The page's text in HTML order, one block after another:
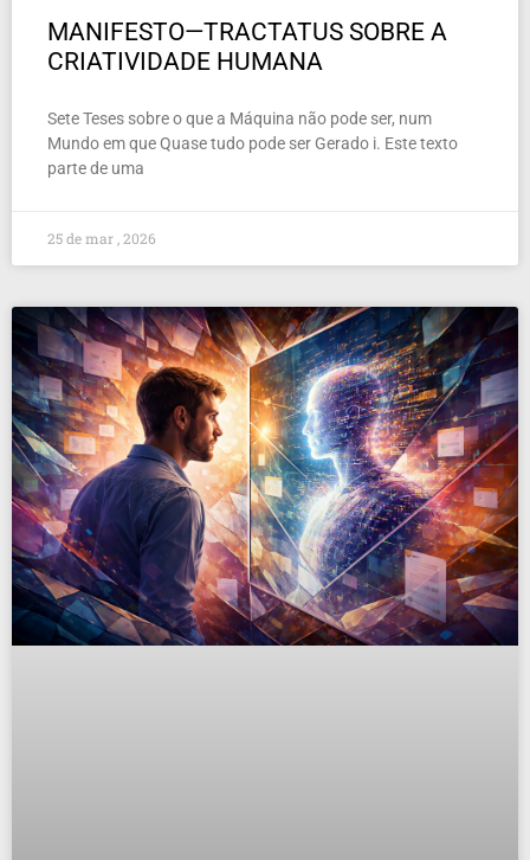
MANIFESTO—TRACTATUS SOBRE A
CRIATIVIDADE HUMANA
Sete Teses sobre o que a Máquina não pode ser, num
Mundo em que Quase tudo pode ser Gerado i. Este texto
parte de uma
25 de mar , 2026